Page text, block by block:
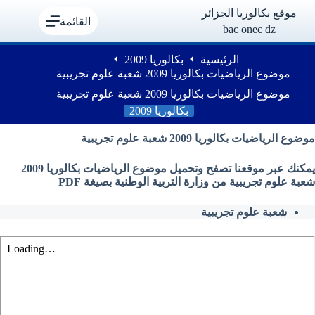
موقع بكالوريا الجزائر
bac onec dz
القائمة
الرئيسية
بكالوريا 2009
موضوع الرياضيات بكالوريا 2009 شعبة علوم تجريبية
موضوع الرياضيات بكالوريا 2009 شعبة علوم تجريبية
بكالوريا 2009
موضوع الرياضيات بكالوريا 2009 شعبة علوم تجريبية
يمكنك عبر موقعنا تصفح وتحميل موضوع الرياضيات بكالوريا 2009
شعبة علوم تجريبية من وزارة التربية الوطنية بصيغة PDF
شعبة علوم تجريبية